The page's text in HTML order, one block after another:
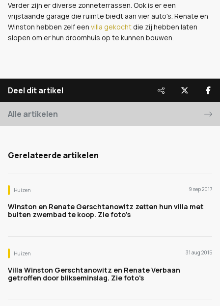
Verder zijn er diverse zonneterrassen. Ook is er een
vrijstaande garage die ruimte biedt aan vier auto's. Renate en
Winston hebben zelf een villa gekocht die zij hebben laten
slopen om er hun droomhuis op te kunnen bouwen.
Deel dit artikel
Alle artikelen
Gerelateerde artikelen
Huizen 9 sep 2017
Winston en Renate Gerschtanowitz zetten hun villa met
buiten zwembad te koop. Zie foto's
Huizen 31 aug 2015
Villa Winston Gerschtanowitz en Renate Verbaan
getroffen door blikseminslag. Zie foto's